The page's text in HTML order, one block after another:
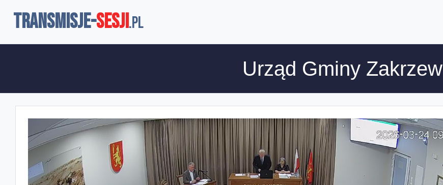
TRANSMISJE-SESJI.pl
Urząd Gminy Zakrzew